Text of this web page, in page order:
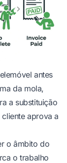
antes
da mola,
a substituição
aprova a
o âmbito do
o trabalho